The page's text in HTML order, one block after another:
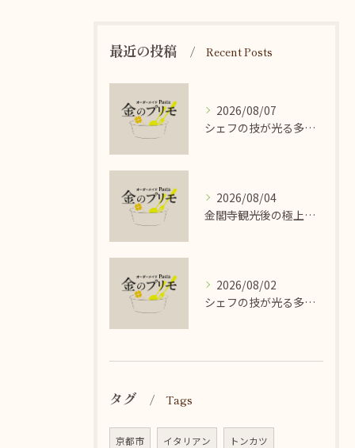
最近の投稿 Recent Posts
2026/08/07
シェフの技が光る多彩なイタリアンパスタの魅力
2026/08/04
金閣寺観光後の極上オーダーパスタ
2026/08/02
シェフの技が光る多彩なイタリアンパスタ料理
タグ Tags
京都市 イタリアン トンカツ